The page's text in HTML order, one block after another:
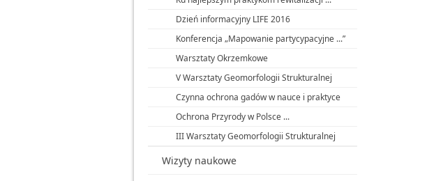
Dzień informacyjny LIFE 2016
Konferencja „Mapowanie partycypacyjne ...”
Warsztaty Okrzemkowe
V Warsztaty Geomorfologii Strukturalnej
Czynna ochrona gadów w nauce i praktyce
Ochrona Przyrody w Polsce ...
III Warsztaty Geomorfologii Strukturalnej
Wizyty naukowe